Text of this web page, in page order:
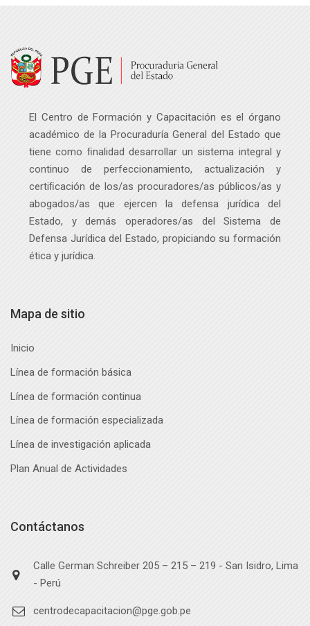
El Centro de Formación y Capacitación es el órgano
académico de la Procuraduría General del Estado que
tiene como ﬁnalidad desarrollar un sistema integral y
continuo de perfeccionamiento, actualización y
certiﬁcación de los/as procuradores/as públicos/as y
abogados/as que ejercen la defensa jurídica del
Estado, y demás operadores/as del Sistema de
Defensa Jurídica del Estado, propiciando su formación
ética y jurídica.
Mapa de sitio
Inicio
Línea de formación básica
Línea de formación continua
Línea de formación especializada
Línea de investigación aplicada
Plan Anual de Actividades
Contáctanos
Calle German Schreiber 205 – 215 – 219 - San Isidro, Lima
- Perú
centrodecapacitacion@pge.gob.pe